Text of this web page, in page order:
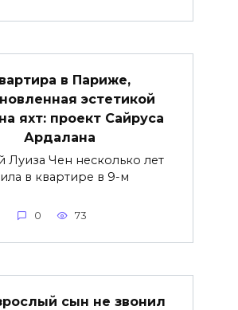
в Париже,
эстетикой
яхт: проект Сайруса
Ардалана
Луиза Чен несколько лет
в квартире в 9-м
0 73
сын не звонил